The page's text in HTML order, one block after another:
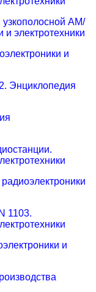
АМ/
электротехники
и
Энциклопедия
1103.
и